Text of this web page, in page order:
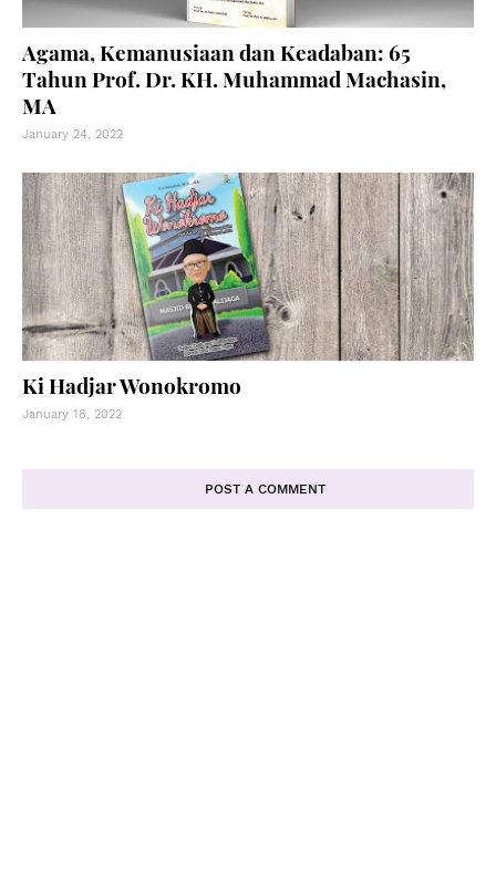
Agama, Kemanusiaan dan Keadaban: 65
Tahun Prof. Dr. KH. Muhammad Machasin,
MA
January 24, 2022
Ki Hadjar Wonokromo
January 18, 2022
POST A COMMENT